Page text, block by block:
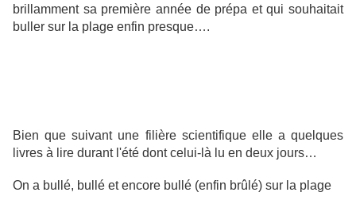
brillamment sa première année de prépa et qui souhaitait
buller sur la plage enfin presque….
Bien que suivant une filière scientifique elle a quelques
livres à lire durant l'été dont celui-là lu en deux jours…
On a bullé, bullé et encore bullé (enfin brûlé) sur la plage